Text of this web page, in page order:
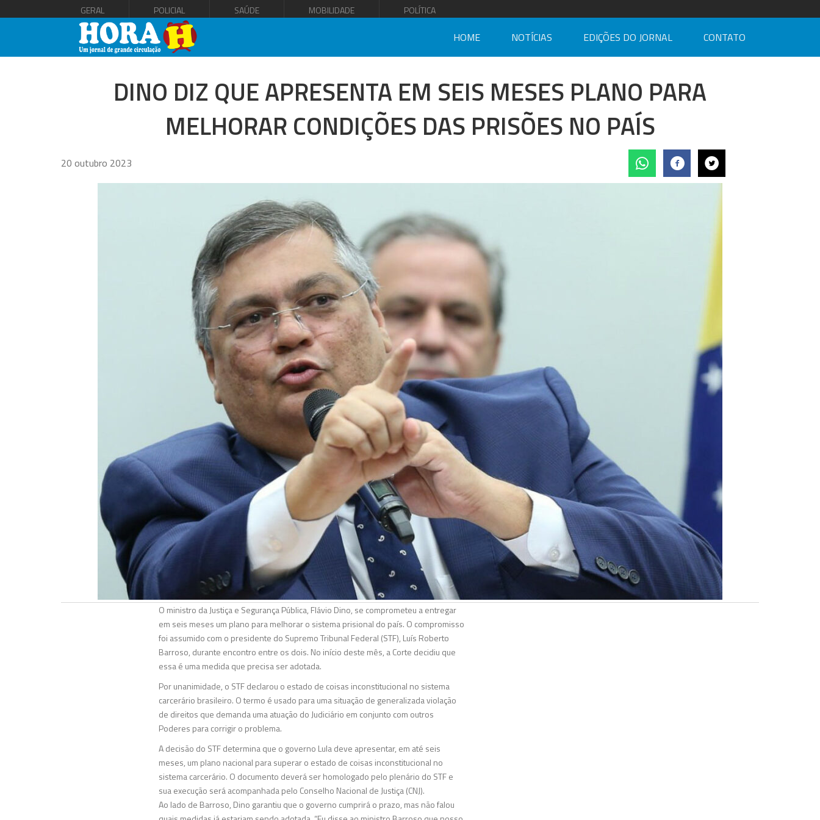
GERAL POLICIAL SAÚDE MOBILIDADE POLÍTICA
HOME NOTÍCIAS EDIÇÕES DO JORNAL CONTATO
DINO DIZ QUE APRESENTA EM SEIS MESES PLANO PARA
MELHORAR CONDIÇÕES DAS PRISÕES NO PAÍS
20 outubro 2023
O ministro da Justiça e Segurança Pública, Flávio Dino, se comprometeu a entregar
em seis meses um plano para melhorar o sistema prisional do país. O compromisso
foi assumido com o presidente do Supremo Tribunal Federal (STF), Luís Roberto
Barroso, durante encontro entre os dois. No início deste mês, a Corte decidiu que
essa é uma medida que precisa ser adotada.
Por unanimidade, o STF declarou o estado de coisas inconstitucional no sistema
carcerário brasileiro. O termo é usado para uma situação de generalizada violação
de direitos que demanda uma atuação do Judiciário em conjunto com outros
Poderes para corrigir o problema.
A decisão do STF determina que o governo Lula deve apresentar, em até seis
meses, um plano nacional para superar o estado de coisas inconstitucional no
sistema carcerário. O documento deverá ser homologado pelo plenário do STF e
sua execução será acompanhada pelo Conselho Nacional de Justiça (CNJ).
Ao lado de Barroso, Dino garantiu que o governo cumprirá o prazo, mas não falou